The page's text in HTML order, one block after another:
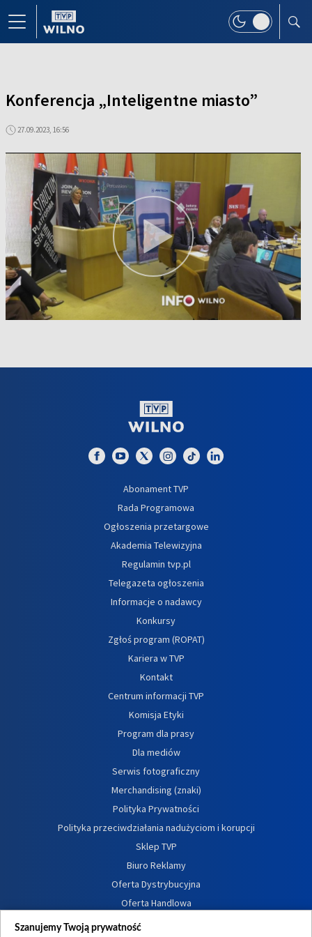
Konferencja „Inteligentne miasto”
27.09.2023, 16:56
Abonament TVP
Rada Programowa
Ogłoszenia przetargowe
Akademia Telewizyjna
Regulamin tvp.pl
Telegazeta ogłoszenia
Informacje o nadawcy
Konkursy
Zgłoś program (ROPAT)
Kariera w TVP
Kontakt
Centrum informacji TVP
Komisja Etyki
Program dla prasy
Dla mediów
Serwis fotograficzny
Merchandising (znaki)
Polityka Prywatności
Polityka przeciwdziałania nadużyciom i korupcji
Sklep TVP
Biuro Reklamy
Oferta Dystrybucyjna
Oferta Handlowa
Dostępność
Szanujemy Twoją prywatność